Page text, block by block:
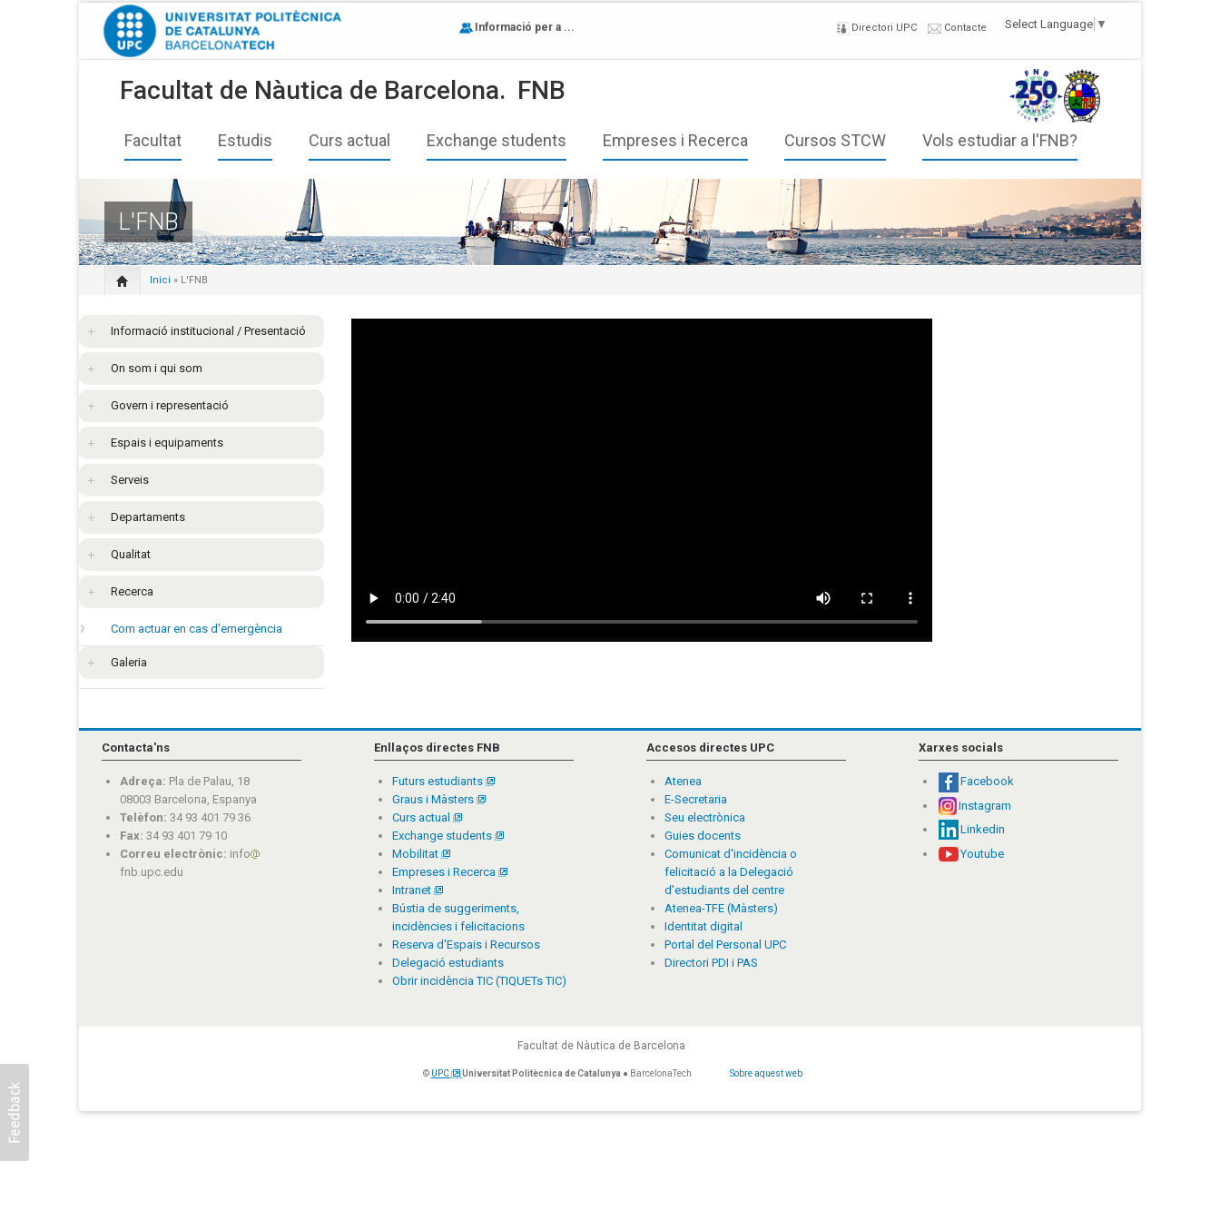
Select Language ▼
Directori UPC Contacte
Informació per a ...
Facultat de Nàutica de Barcelona. FNB
Facultat Estudis Curs actual Exchange students Empreses i Recerca Cursos STCW Vols estudiar a l'FNB?
L'FNB
Inici » L'FNB
Informació institucional / Presentació
On som i qui som
Govern i representació
Espais i equipaments
Serveis
Departaments
Qualitat
Recerca
Com actuar en cas d'emergència
Galeria
Contacta'ns
Adreça: Pla de Palau, 18
08003 Barcelona, Espanya
Telèfon: 34 93 401 79 36
Fax: 34 93 401 79 10
Correu electrònic: info
fnb.upc.edu
Enllaços directes FNB
Futurs estudiants
Graus i Màsters
Curs actual
Exchange students
Mobilitat
Empreses i Recerca
Intranet
Bústia de suggeriments,
incidències i felicitacions
Reserva d'Espais i Recursos
Delegació estudiants
Obrir incidència TIC (TIQUETs TIC)
Accesos directes UPC
Atenea
E-Secretaria
Seu electrònica
Guies docents
Comunicat d'incidència o
felicitació a la Delegació
d'estudiants del centre
Atenea-TFE (Màsters)
Identitat digital
Portal del Personal UPC
Directori PDI i PAS
Xarxes socials
Facebook
Instagram
Linkedin
Youtube
Facultat de Nàutica de Barcelona
© UPC Universitat Politècnica de Catalunya ● BarcelonaTech Sobre aquest web